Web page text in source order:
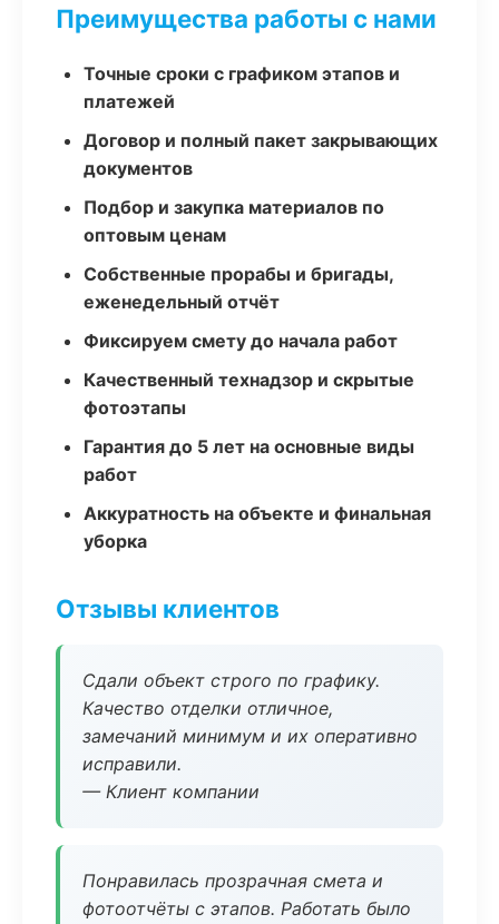
Преимущества работы с нами
Точные сроки с графиком этапов и
платежей
Договор и полный пакет закрывающих
документов
Подбор и закупка материалов по
оптовым ценам
Собственные прорабы и бригады,
еженедельный отчёт
Фиксируем смету до начала работ
Качественный технадзор и скрытые
фотоэтапы
Гарантия до 5 лет на основные виды
работ
Аккуратность на объекте и финальная
уборка
Отзывы клиентов
Сдали объект строго по графику.
Качество отделки отличное,
замечаний минимум и их оперативно
исправили.
— Клиент компании
Понравилась прозрачная смета и
фотоотчёты с этапов. Работать было